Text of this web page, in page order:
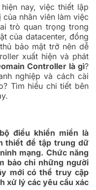
nay, việc thiết lập
nhân viên làm việc
trò quan trọng trong
của datacenter, đồng
bảo mật trở nên dễ
xuất hiện và phát
Controller là gì?
nghiệp và cách cài
Tìm hiểu chi tiết bên
điều khiển miền là
thiết để tập trung dữ
mạng. Chức năng
bảo chỉ những người
mới có thể truy cập
xử lý các yêu cầu xác